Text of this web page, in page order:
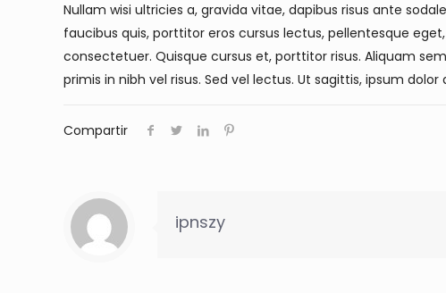
Nullam wisi ultricies a, gravida vitae, dapibus risus ante
faucibus quis, porttitor eros cursus lectus, pellentesque
consectetuer. Quisque cursus et, porttitor risus. Aliquam
primis in nibh vel risus. Sed vel lectus. Ut sagittis, ipsum dolor
Compartir
ipnszy